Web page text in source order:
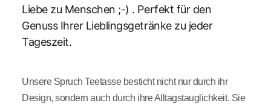
Liebe zu Menschen ;-) . Perfekt für den
Genuss Ihrer Lieblingsgetränke zu jeder
Tageszeit.
Unsere Spruch Teetasse besticht nicht nur durch ihr
Design, sondern auch durch ihre Alltagstauglichkeit. Sie